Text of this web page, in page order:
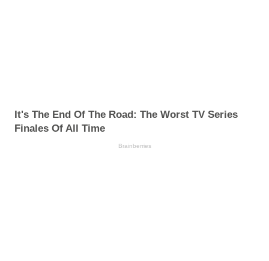
It's The End Of The Road: The Worst TV Series
Finales Of All Time
Brainberries